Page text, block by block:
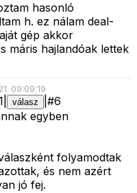
hasonló
h. ez nálam deal-
gép akkor
máris hajlandóak lettek
09:09:19
válasz #6
egyben
folyamodtak
és nem azért
jó fej.